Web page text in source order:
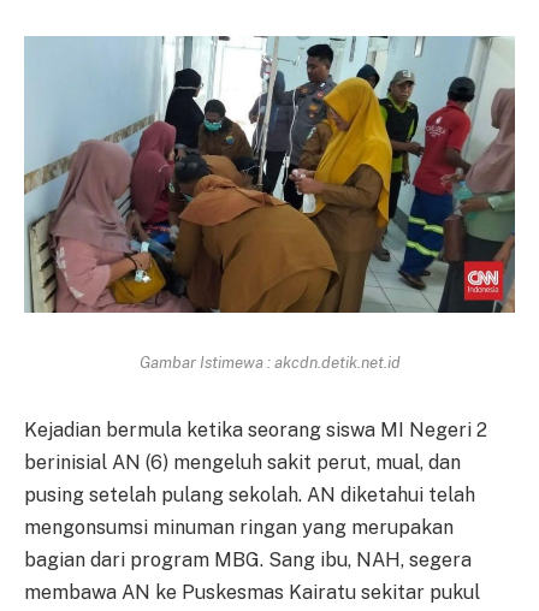
Gambar Istimewa : akcdn.detik.net.id
Kejadian bermula ketika seorang siswa MI Negeri 2
berinisial AN (6) mengeluh sakit perut, mual, dan
pusing setelah pulang sekolah. AN diketahui telah
mengonsumsi minuman ringan yang merupakan
bagian dari program MBG. Sang ibu, NAH, segera
membawa AN ke Puskesmas Kairatu sekitar pukul